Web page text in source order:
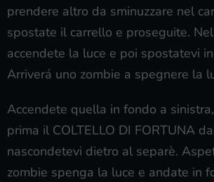
prendere altro da sminuzzare nel
spostate il carrello e proseguite.
accendete la luce e poi spostatevi
Arriverá uno zombie a spegnere la
Accendete quella in fondo a
prima il COLTELLO DI FORTUNA
nascondetevi dietro al separè.
zombie spenga la luce e andate in